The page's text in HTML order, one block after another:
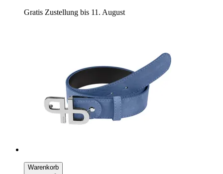
Gratis Zustellung bis 11. August
Warenkorb